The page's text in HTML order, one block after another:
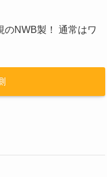
のNWB製！ 通常はワ